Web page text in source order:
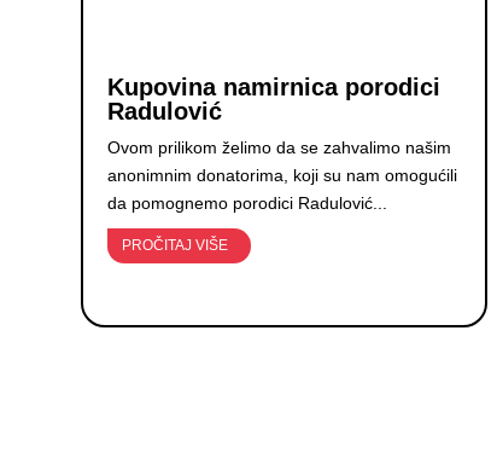
Kupovina namirnica porodici
Radulović
Ovom prilikom želimo da se zahvalimo našim
anonimnim donatorima, koji su nam omogućili
da pomognemo porodici Radulović...
PROČITAJ VIŠE